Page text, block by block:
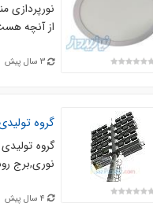
نورپردازی
از آنچه
3 سال پیش
گروه
گروه
نوري,برج
4 سال پیش